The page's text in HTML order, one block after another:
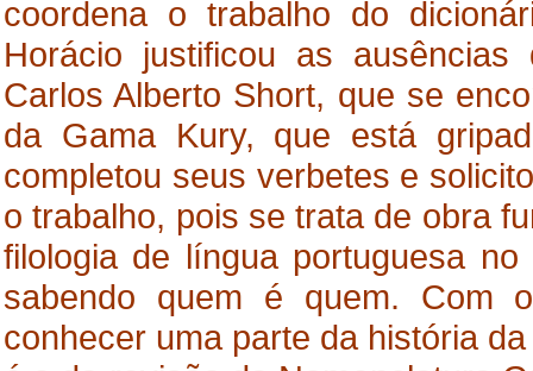
coordena o trabalho do
Horácio justificou as
Carlos Alberto Short, que se
da Gama Kury, que está
completou seus verbetes e
o trabalho, pois se trata de obra
filologia de língua portuguesa
sabendo quem é quem. Com
conhecer uma parte da história